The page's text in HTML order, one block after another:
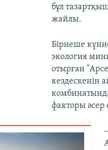
бұл
жайлы.
Бірнеше
экология
отырған
кездескенін
факторы әсер